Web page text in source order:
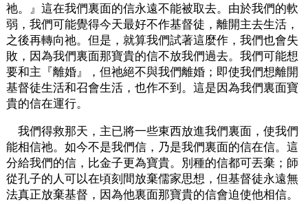
祂。』這在我們裏面的信永遠不能被取去。由於我們的軟
弱，我們可能覺得今天最好不作基督徒，離開主去生活，
之後再轉向祂。但是，就算我們試著這麼作，我們也會失
敗，因為我們裏面那寶貴的信不放我們過去。我們可能想
要和主『離婚』，但祂絕不與我們離婚；即使我們想離開
基督徒生活和召會生活，也作不到。這是因為我們裏面寶
貴的信在運行。
我們得救那天，主已將一些東西放進我們裏面，使我們
能相信祂。如今不是我們信，乃是我們裏面的信在信。這
分給我們的信，比金子更為寶貴。別種的信都可丟棄；師
從孔子的人可以在頃刻間放棄儒家思想，但基督徒永遠無
法真正放棄基督，因為他裏面那寶貴的信會迫使他相信。